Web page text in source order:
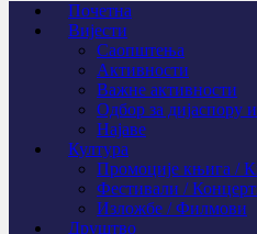
Почетна
Вијести
Саопштења
Активности
Важне активности
Одбор за дијаспору
Најаве
Култура
Промоције књига /
Фестивали /
Изложбе / Филмови
Друштво